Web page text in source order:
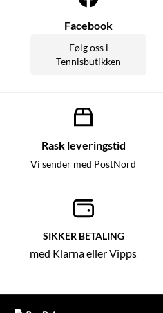
Facebook
Følg oss i
Tennisbutikken
Rask leveringstid
Vi sender med PostNord
SIKKER BETALING
med Klarna eller Vipps